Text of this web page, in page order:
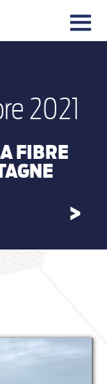
|||
2021
FIBRE
>